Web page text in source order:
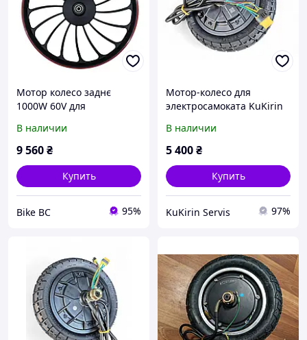
Мотор колесо заднє
1000W 60V для
Atlant AT-20/B9045
В наличии
9 560₴
Купить
Bike BC 95%
Мотор-колесо для
электросамоката KuKirin
1000W (передний)
В наличии
5 400₴
Купить
KuKirin Servis 97%